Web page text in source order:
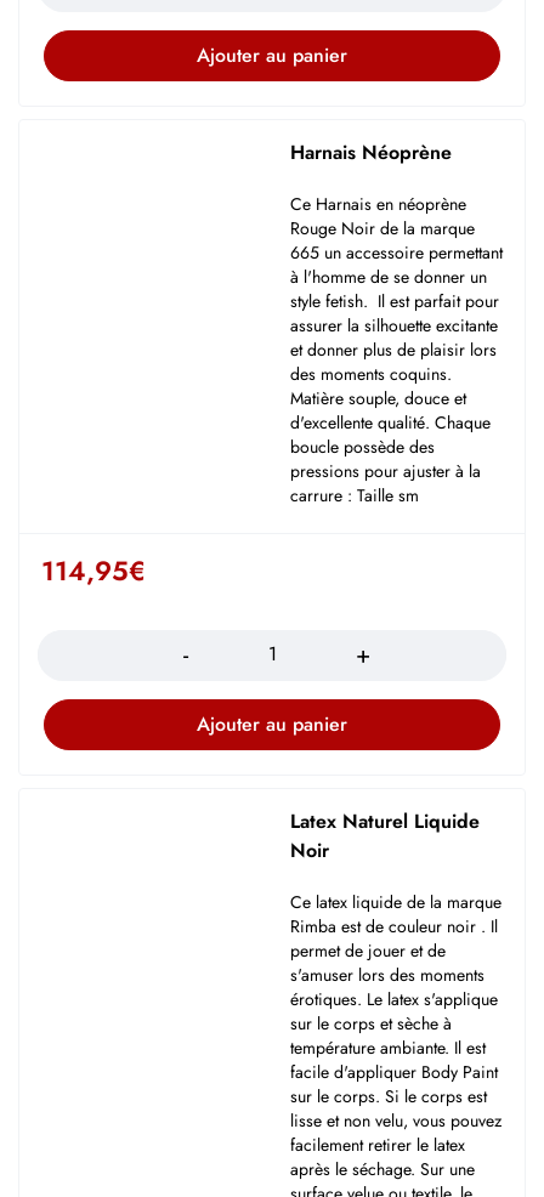
Ajouter au panier
Harnais Néoprène
Ce Harnais en néoprène
Rouge Noir de la marque
665 un accessoire permettant
à l'homme de se donner un
style fetish. Il est parfait pour
assurer la silhouette excitante
et donner plus de plaisir lors
des moments coquins.
Matière souple, douce et
d'excellente qualité. Chaque
boucle possède des
pressions pour ajuster à la
carrure : Taille sm
114,95€
Ajouter au panier
Latex Naturel Liquide
Noir
Ce latex liquide de la marque
Rimba est de couleur noir . Il
permet de jouer et de
s'amuser lors des moments
érotiques. Le latex s'applique
sur le corps et sèche à
température ambiante. Il est
facile d'appliquer Body Paint
sur le corps. Si le corps est
lisse et non velu, vous pouvez
facilement retirer le latex
après le séchage. Sur une